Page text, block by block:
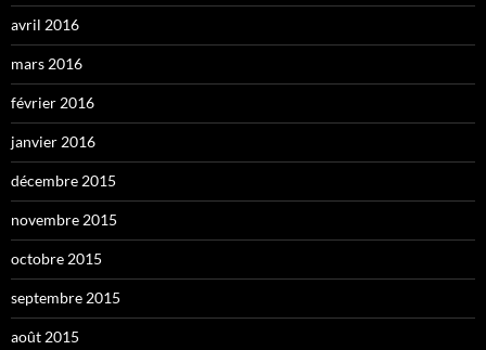
avril 2016
mars 2016
février 2016
janvier 2016
décembre 2015
novembre 2015
octobre 2015
septembre 2015
août 2015